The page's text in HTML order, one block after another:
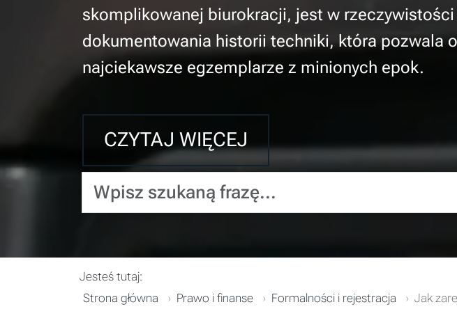
skomplikowanej biurokracji, jest w
dokumentowania historii techniki, która pozwala
najciekawsze egzemplarze z minionych epok.
CZYTAJ WIĘCEJ
Wpisz szukaną frazę...
Jesteś tutaj:
Strona główna
Prawo i finanse Formalności i rejestracja Jak